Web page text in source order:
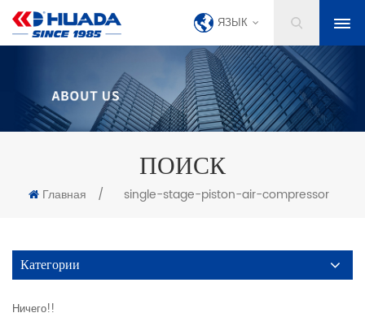
ЯЗЫК
ПОИСК
Главная / single-stage-piston-air-compressor
Категории
Ничего!!